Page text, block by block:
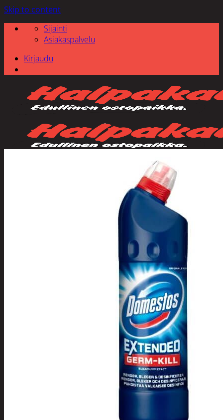
Skip to content
Sijainti
Asiakaspalvelu
Kirjaudu
Poistotuotteet
Kausituotteet
Joulu
Joulu- ja kausivalot
Eläimet ja
tontut
Kyntteliköt
Valoketjut ja
kuusenvalot
Joulukoristeet
Kranssit ja
asetelmat
Tontut ja
muut
Joulutekstiilit